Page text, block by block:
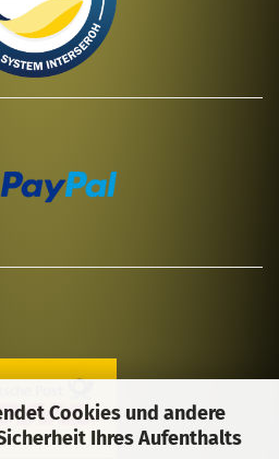
Cookies und andere
Ihres Aufenthalts